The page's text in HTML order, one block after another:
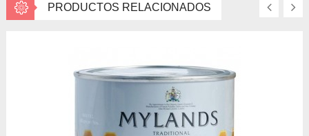
PRODUCTOS RELACIONADOS